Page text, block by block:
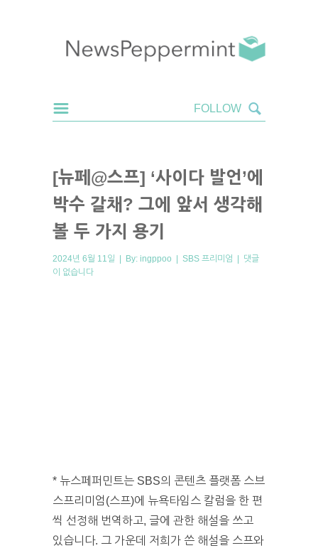
[뉴페@스프] ‘사이다 발언’에
박수 갈채? 그에 앞서 생각해
볼 두 가지 용기
2024년 6월 11일 | By: ingppoo | SBS 프리미엄 | 댓글
이 없습니다
* 뉴스페퍼민트는 SBS의 콘텐츠 플랫폼 스브
스프리미엄(스프)에 뉴욕타임스 칼럼을 한 편
씩 선정해 번역하고, 글에 관한 해설을 쓰고
있습니다. 그 가운데 저희가 쓴 해설을 스프와